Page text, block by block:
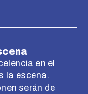
en el
la escena.
serán de